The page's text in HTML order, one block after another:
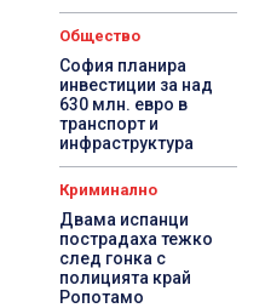
Общество
София планира
инвестиции за над
630 млн. евро в
транспорт и
инфраструктура
Криминално
Двама испанци
пострадаха тежко
след гонка с
полицията край
Ропотамо